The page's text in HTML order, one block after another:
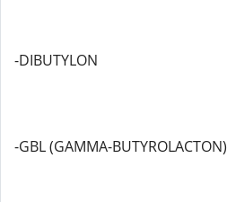
-DIBUTYLON
-GBL (GAMMA-BUTYROLACTON)